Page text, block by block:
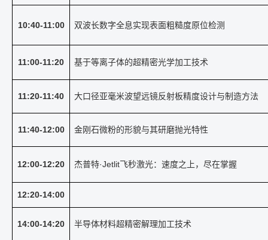
10:40-11:00 双波长数字全息实现表面粗糙度原位检测
11:00-11:20 基于等离子体的超精密光学加工技术
11:20-11:40 大口径亚毫米波望远镜反射板精度设计与制造方法
11:40-12:00 金刚石微粉的形貌与其研磨抛光特性
12:00-12:20 杰普特·Jetlit飞秒激光：速度之上，尽在掌握
12:20-14:00
14:00-14:20 半导体材料超精密解理加工技术